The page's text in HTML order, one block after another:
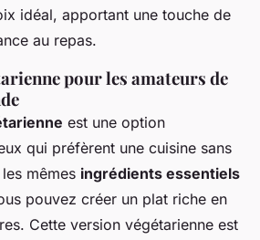
idéal, apportant une touche de
au repas.
pour les amateurs de
est une option
qui préfèrent une cuisine sans
mêmes ingrédients essentiels
pouvez créer un plat riche en
Cette version végétarienne est